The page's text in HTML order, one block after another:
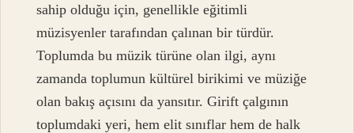
sahip olduğu için, genellikle eğitimli
müzisyenler tarafından çalınan bir türdür.
Toplumda bu müzik türüne olan ilgi, aynı
zamanda toplumun kültürel birikimi ve müziğe
olan bakış açısını da yansıtır. Girift çalgının
toplumdaki yeri, hem elit sınıflar hem de halk